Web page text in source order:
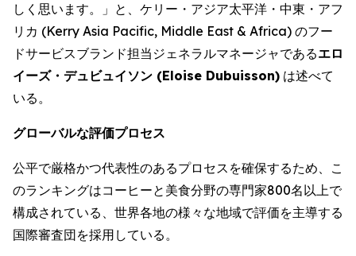
しく思います。」と、ケリー・アジア太平洋・中東・アフ
リカ (Kerry Asia Pacific, Middle East & Africa) のフー
ドサービスブランド担当ジェネラルマネージャであるエロ
イーズ・デュビュイソン (Eloise Dubuisson) は述べて
いる。
グローバルな評価プロセス
公平で厳格かつ代表性のあるプロセスを確保するため、こ
のランキングはコーヒーと美食分野の専門家800名以上で
構成されている、世界各地の様々な地域で評価を主導する
国際審査団を採用している。